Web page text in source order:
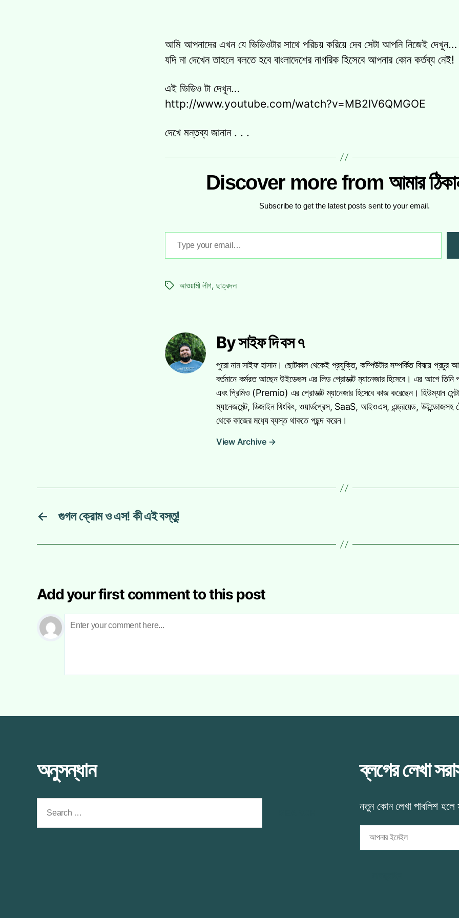
আমি আপনাদের এখন যে ভিডিওটার সাথে পরিচয় করিয়ে দেব সেটা আপনি নিজেই দেখুন…
যদি না দেখেন তাহলে বলতে হবে বাংলাদেশের নাগরিক হিসেবে আপনার কোন কর্তব্য নেই!
এই ভিডিও টা দেখুন…
http://www.youtube.com/watch?v=MB2lV6QMGOE
দেখে মন্তব্য জানান . . .
Discover more from আমার
Subscribe to get the latest posts sent to your email.
your
email…
Tagsআওয়ামী লীগ, ছাত্রদল
By সাইফ দি বস ৭
পুরো নাম সাইফ হাসান। ছোটকাল থেকেই প্রযুক্তি, কম্পিউটার সম্পর্কিত বিষয়ে
বর্তমানে কর্মরত আছেন উইডেভস এর লিড প্রোডাক্ট ম‍্যানেজার হিসেবে। এর আগে
এবং প্রিমিও (Premio) এর প্রোডাক্ট ম্যানেজার হিসেবে কাজ করেছেন। হিউম্যান
ম্যানেজমেন্ট, ডিজাইন থিংকিং, ওয়ার্ডপ্রেস, SaaS, আইওএস, এন্ড্রয়েড, উইন্ডোজসহ
থেকে কাজের মধ‍্যে ব্যস্ত থাকতে পছন্দ করেন।
View Archive →
← গুগল ক্রোম ও এস! কী এই বস্তু!
Add your first comment to this post
অনুসন্ধান
for:
ব্লগের লেখা
নতুন কোন লেখা পাবলিশ হলে
ইমেইল